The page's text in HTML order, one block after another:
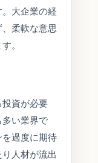
大企業の経
柔軟な意思
。
資が必要
い業界で
過度に期待
人材が流出